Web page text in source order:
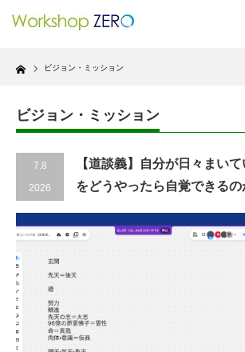
Home ビジョン・ミッション
ビジョン・ミッション
7.8
2026
【道談義】自分が日々まいて
をどうやったら自覚できるの